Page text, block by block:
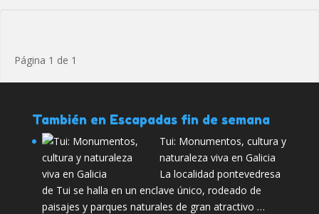
Página 1 de 1
También en Escapadas fin de semana
Tui: Monumentos, cultura y
naturaleza viva en Galicia
La localidad pontevedresa
de Tui se halla en un enclave único, rodeado de
paisajes y parques naturales de gran atractivo …